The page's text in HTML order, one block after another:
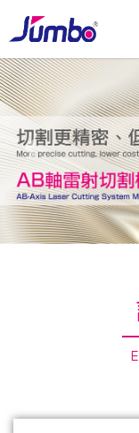
Previous